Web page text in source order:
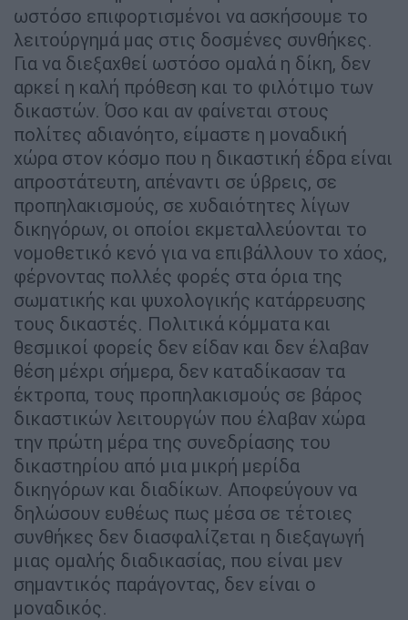
ωστόσο επιφορτισμένοι να ασκήσουμε το
λειτούργημά μας στις δοσμένες συνθήκες.
Για να διεξαχθεί ωστόσο ομαλά η δίκη, δεν
αρκεί η καλή πρόθεση και το φιλότιμο των
δικαστών. Όσο και αν φαίνεται στους
πολίτες αδιανόητο, είμαστε η μοναδική
χώρα στον κόσμο που η δικαστική έδρα είναι
απροστάτευτη, απέναντι σε ύβρεις, σε
προπηλακισμούς, σε χυδαιότητες λίγων
δικηγόρων, οι οποίοι εκμεταλλεύονται το
νομοθετικό κενό για να επιβάλλουν το χάος,
φέρνοντας πολλές φορές στα όρια της
σωματικής και ψυχολογικής κατάρρευσης
τους δικαστές. Πολιτικά κόμματα και
θεσμικοί φορείς δεν είδαν και δεν έλαβαν
θέση μέχρι σήμερα, δεν καταδίκασαν τα
έκτροπα, τους προπηλακισμούς σε βάρος
δικαστικών λειτουργών που έλαβαν χώρα
την πρώτη μέρα της συνεδρίασης του
δικαστηρίου από μια μικρή μερίδα
δικηγόρων και διαδίκων. Αποφεύγουν να
δηλώσουν ευθέως πως μέσα σε τέτοιες
συνθήκες δεν διασφαλίζεται η διεξαγωγή
μιας ομαλής διαδικασίας, που είναι μεν
σημαντικός παράγοντας, δεν είναι ο
μοναδικός.